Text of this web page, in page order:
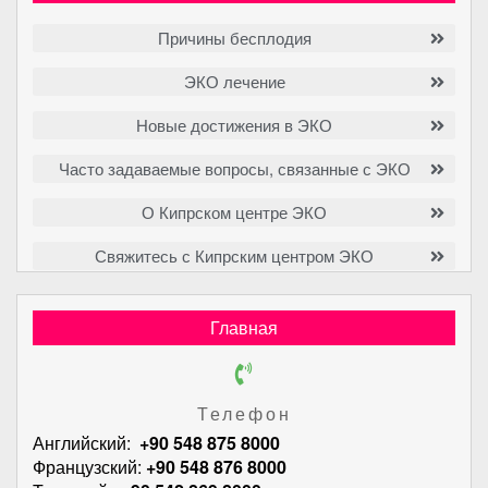
Причины бесплодия
ЭКО лечение
Новые достижения в ЭКО
Часто задаваемые вопросы, связанные с ЭКО
О Кипрском центре ЭКО
Свяжитесь с Кипрским центром ЭКО
Главная
Телефон
Английский: +90 548 875 8000
Французский: +90 548 876 8000